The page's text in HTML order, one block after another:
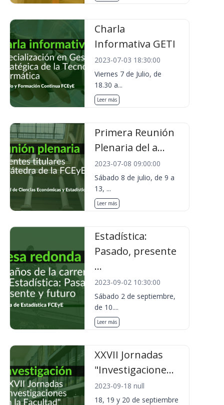
Charla
Informativa GETI
2023-07-03 18:30:00
Viernes 7 de Julio, de
18.30 a...
Leer más
Primera Reunión
Plenaria del a...
2023-07-08 09:00:00
Sábado 8 de julio, de 9 a
13, ...
Leer más
Estadística:
Pasado, presente
...
2023-09-02 10:30:00
Sábado 2 de septiembre,
de 10....
Leer más
XXVII Jornadas
"Investigacione...
2023-09-18 null
18, 19 y 20 de septiembre